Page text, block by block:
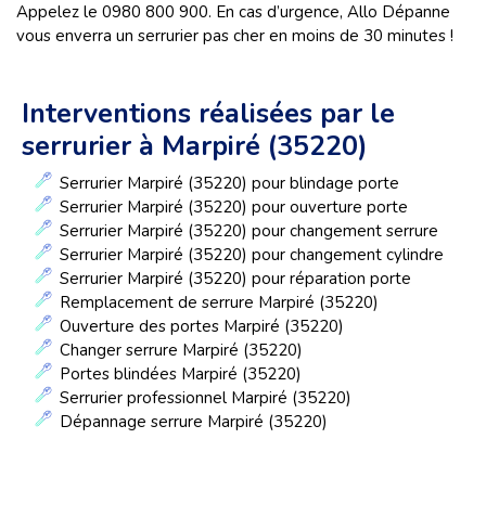
Appelez le 0980 800 900. En cas d’urgence, Allo Dépanne
vous enverra un serrurier pas cher en moins de 30 minutes !
Interventions réalisées par le
serrurier à Marpiré (35220)
Serrurier Marpiré (35220) pour blindage porte
Serrurier Marpiré (35220) pour ouverture porte
Serrurier Marpiré (35220) pour changement serrure
Serrurier Marpiré (35220) pour changement cylindre
Serrurier Marpiré (35220) pour réparation porte
Remplacement de serrure Marpiré (35220)
Ouverture des portes Marpiré (35220)
Changer serrure Marpiré (35220)
Portes blindées Marpiré (35220)
Serrurier professionnel Marpiré (35220)
Dépannage serrure Marpiré (35220)